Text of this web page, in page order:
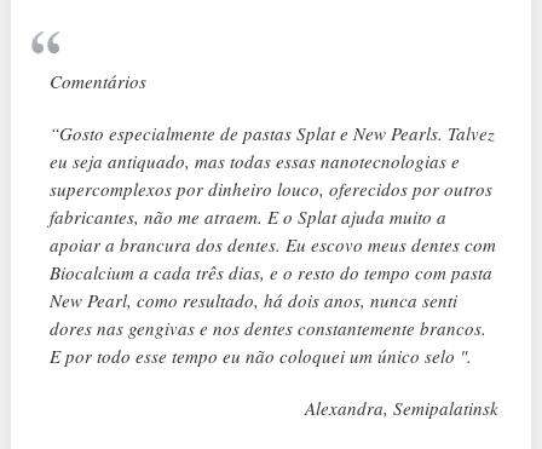
Comentários
“Gosto especialmente de pastas Splat e New Pearls. Talvez
eu seja antiquado, mas todas essas nanotecnologias e
supercomplexos por dinheiro louco, oferecidos por outros
fabricantes, não me atraem. E o Splat ajuda muito a
apoiar a brancura dos dentes. Eu escovo meus dentes com
Biocalcium a cada três dias, e o resto do tempo com pasta
New Pearl, como resultado, há dois anos, nunca senti
dores nas gengivas e nos dentes constantemente brancos.
E por todo esse tempo eu não coloquei um único selo ".
Alexandra, Semipalatinsk